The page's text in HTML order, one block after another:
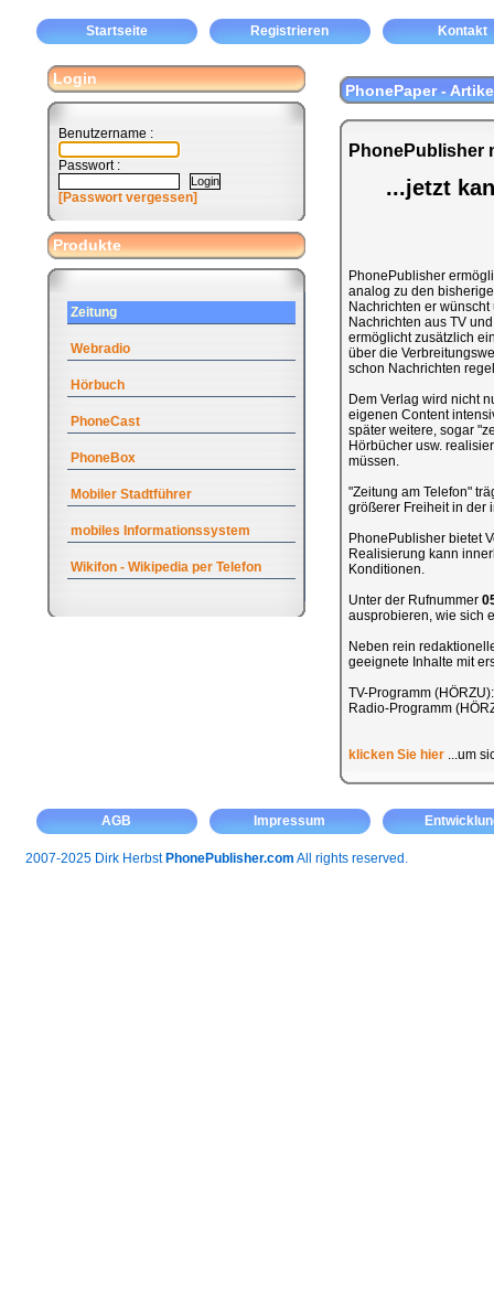
Startseite Registrieren Kontakt
Login
Benutzername :
Passwort :
[Passwort vergessen]
Produkte
Zeitung
Webradio
Hörbuch
PhoneCast
PhoneBox
Mobiler Stadtführer
mobiles Informationssystem
Wikifon - Wikipedia per Telefon
PhonePaper -
PhonePublisher
...jetzt
PhonePublisher
analog zu den
Nachrichten er
Nachrichten aus TV
ermöglicht zusätzlich
über die
schon Nachrichten
Dem Verlag wird nicht
eigenen Content
später weitere, sogar
Hörbücher usw.
müssen.
"Zeitung am Telefon"
größerer Freiheit in der
PhonePublisher bietet
Realisierung kann
Konditionen.
Unter der Rufnummer
ausprobieren, wie sich
Neben rein
geeignete Inhalte mit
TV-Programm
Radio-Programm
klicken Sie hier...um
AGB Impressum
2007-2025 Dirk Herbst PhonePublisher.com All rights reserved.